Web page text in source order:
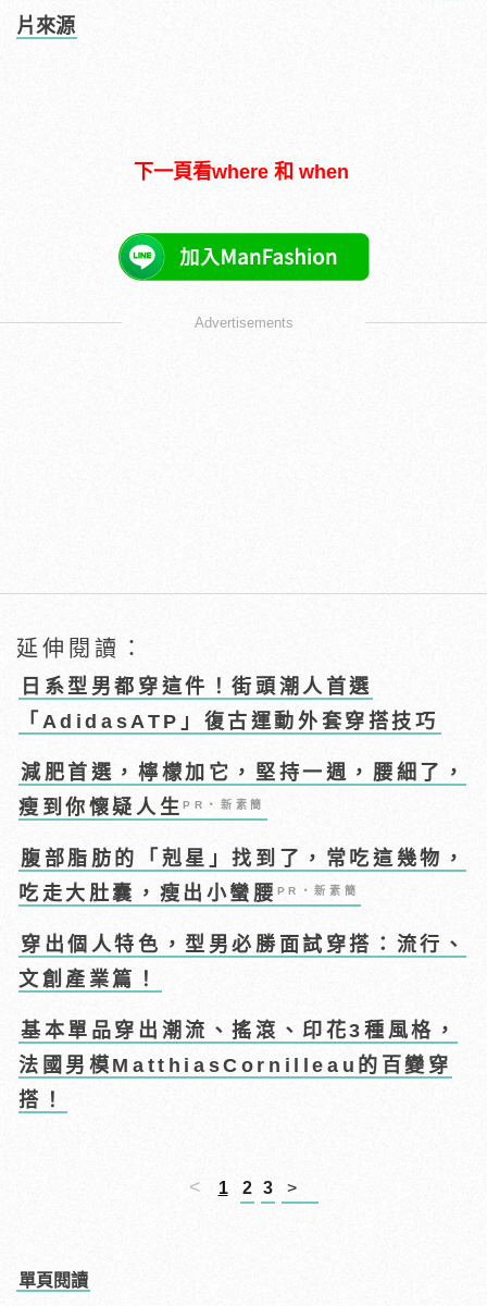
片來源
下一頁看where 和 when
Advertisements
延伸閱讀：
日系型男都穿這件！街頭潮人首選
「AdidasATP」復古運動外套穿搭技巧
減肥首選，檸檬加它，堅持一週，腰細了，
瘦到你懷疑人生PR・新素簡
腹部脂肪的「剋星」找到了，常吃這幾物，
吃走大肚囊，瘦出小蠻腰 PR・新素簡
穿出個人特色，型男必勝面試穿搭：流行、
文創產業篇！
基本單品穿出潮流、搖滾、印花3種風格，
法國男模MatthiasCornilleau的百變穿
搭！
< 1 2 3 >
單頁閱讀